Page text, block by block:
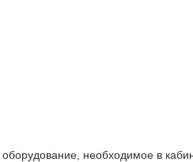
оборудование, необходимое в